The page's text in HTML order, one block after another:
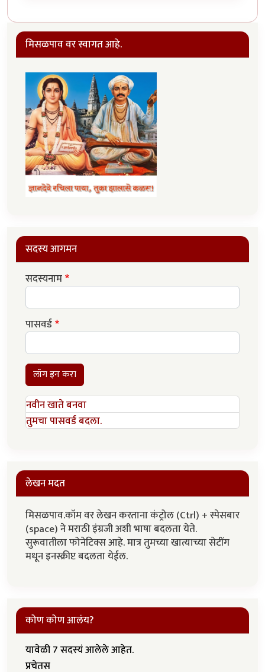
मिसळपाव वर स्वागत आहे.
सदस्य आगमन
सदस्यनाम
पासवर्ड
लॉग इन करा
नवीन खाते बनवा
तुमचा पासवर्ड बदला.
लेखन मदत
मिसळपाव.कॉम वर लेखन करताना कंट्रोल (Ctrl) + स्पेसबार
(space) ने मराठी इंग्रजी अशी भाषा बदलता येते.
सुरूवातीला फोनेटिक्स आहे. मात्र तुमच्या खात्याच्या सेटींग
मधून इनस्क्रीप्ट बदलता येईल.
कोण कोण आलंय?
यावेळी 7 सदस्यं आलेले आहेत.
प्रचेतस